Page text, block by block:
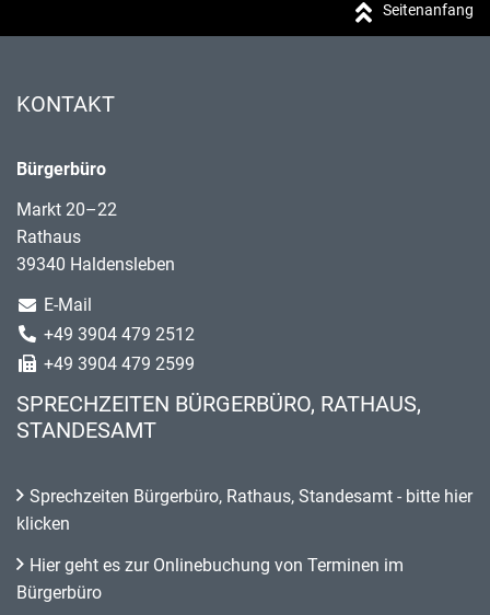
Seitenanfang
KONTAKT
Bürgerbüro
Markt 20–22
Rathaus
39340 Haldensleben
E-Mail
+49 3904 479 2512
+49 3904 479 2599
SPRECHZEITEN BÜRGERBÜRO, RATHAUS,
STANDESAMT
Sprechzeiten Bürgerbüro, Rathaus, Standesamt - bitte hier
klicken
Hier geht es zur Onlinebuchung von Terminen im
Bürgerbüro